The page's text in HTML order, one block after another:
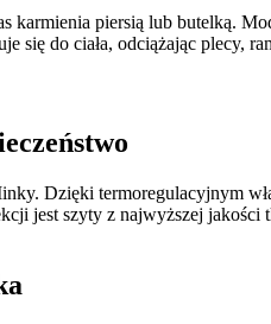
karmienia piersią lub butelką.
do ciała, odciążając plecy,
Dzięki termoregulacyjnym
jest szyty z najwyższej